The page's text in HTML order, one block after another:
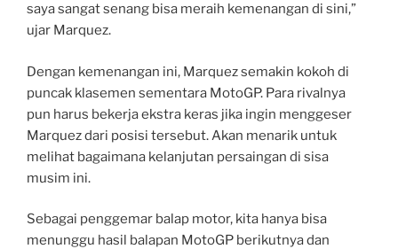
saya sangat senang bisa meraih kemenangan di sini,”
ujar Marquez.
Dengan kemenangan ini, Marquez semakin kokoh di
puncak klasemen sementara MotoGP. Para rivalnya
pun harus bekerja ekstra keras jika ingin menggeser
Marquez dari posisi tersebut. Akan menarik untuk
melihat bagaimana kelanjutan persaingan di sisa
musim ini.
Sebagai penggemar balap motor, kita hanya bisa
menunggu hasil balapan MotoGP berikutnya dan